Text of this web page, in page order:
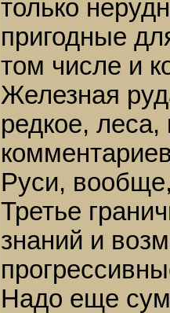
только
пригодные
том числе и
Железная
редкое, леса,
Руси,
Третье
знаний и
Надо еще